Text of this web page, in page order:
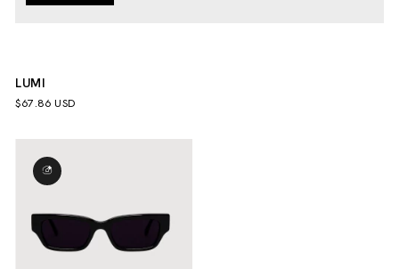
LUMI
$67.86 USD